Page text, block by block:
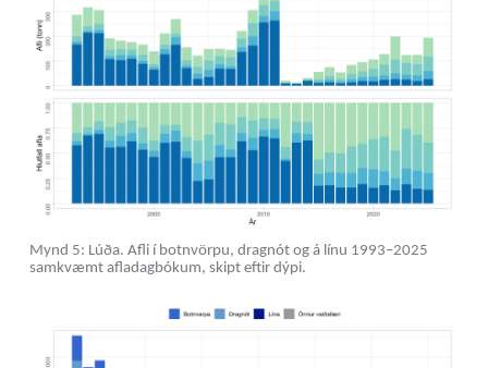
Mynd 5: Lúða. Afli í botnvörpu, dragnót og á línu 1993–2025
samkvæmt afladagbókum, skipt eftir dýpi.